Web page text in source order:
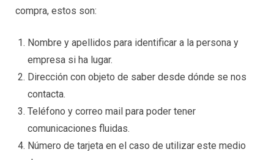
compra, estos son:
Nombre y apellidos para identificar a la persona y
empresa si ha lugar.
Dirección con objeto de saber desde dónde se nos
contacta.
Teléfono y correo mail para poder tener
comunicaciones fluidas.
Número de tarjeta en el caso de utilizar este medio